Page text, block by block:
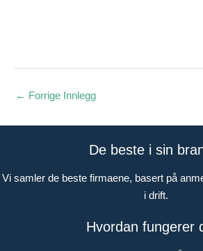
← Forrige Innlegg
De beste i sin
Vi samler de beste firmaene, basert på
i drift.
Hvordan fungerer